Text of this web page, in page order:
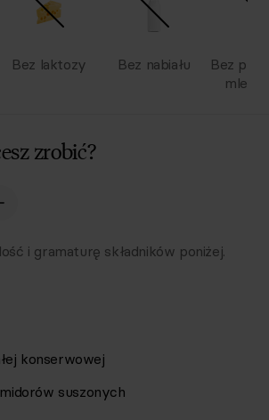
Bez laktozy Bez nabiału
Bez
zrobić?
i gramaturę składników poniżej.
przepisu z ilościami i wagami
konserwowej
suszonych